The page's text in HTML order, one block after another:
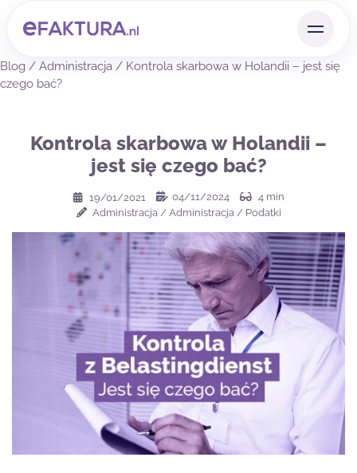
Blog / Administracja / Kontrola skarbowa w Holandii – jest się
czego bać?
Kontrola skarbowa w Holandii –
jest się czego bać?
19/01/2021 04/11/2024 4 min
Administracja/ Administracja/ Podatki